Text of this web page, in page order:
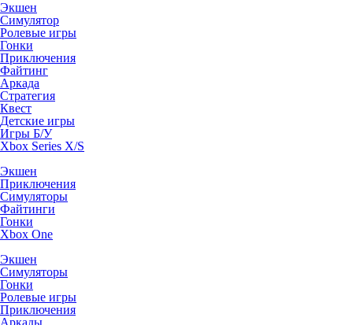
Экшен
Симулятор
Ролевые игры
Гонки
Приключения
Файтинг
Аркада
Стратегия
Квест
Детские игры
Игры Б/У
Xbox Series X/S
Экшен
Приключения
Симуляторы
Файтинги
Гонки
Xbox One
Экшен
Симуляторы
Гонки
Ролевые игры
Приключения
Аркады